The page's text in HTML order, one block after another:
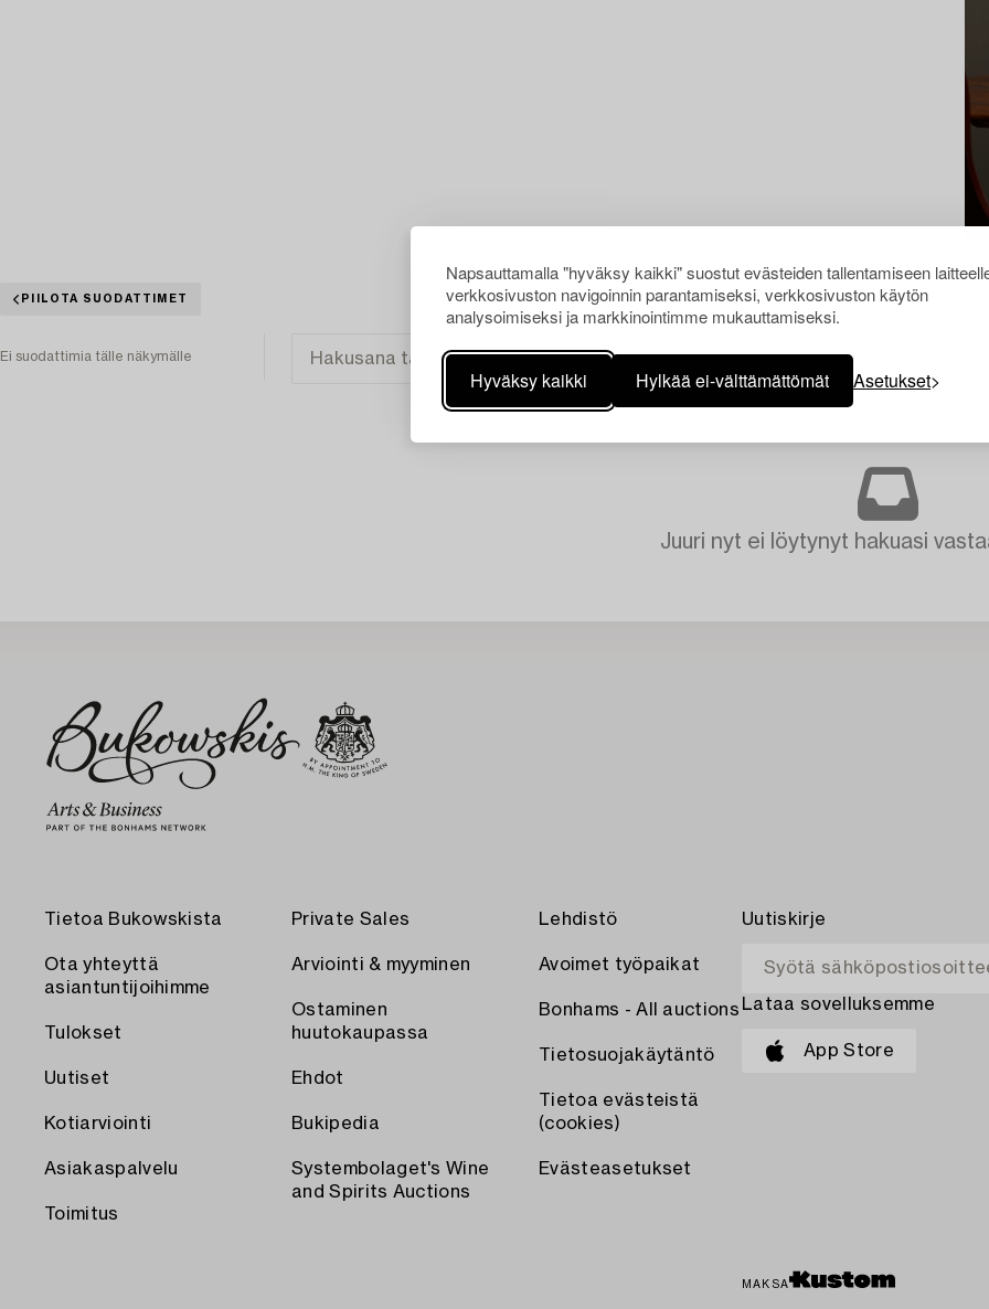
Napsauttamalla "hyväksy kaikki" suostut evästeiden tallentamiseen
verkkosivuston navigoinnin parantamiseksi, verkkosivuston käytön
analysoimiseksi ja markkinointimme mukauttamiseksi.
Hyväksy kaikki Hylkää ei-välttämättömät Asetukset
PIILOTA SUODATTIMET
Ei suodattimia tälle näkymälle
Juuri nyt ei löytynyt hakuasi
Tietoa Bukowskista
Ota yhteyttä
asiantuntijoihimme
Tulokset
Uutiset
Kotiarviointi
Asiakaspalvelu
Toimitus
Private Sales
Arviointi & myyminen
Ostaminen
huutokaupassa
Ehdot
Bukipedia
Systembolaget's Wine
and Spirits Auctions
Lehdistö
Avoimet työpaikat
Bonhams - All auctions
Tietosuojakäytäntö
Tietoa evästeistä
(cookies)
Evästeasetukset
Uutiskirje
Lataa sovelluksemme
App Store
MAKSA